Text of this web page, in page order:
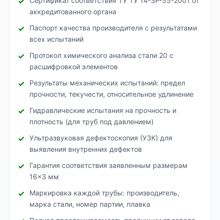
аккредитованного органа
Паспорт качества производителя с результатами
всех испытаний
Протокол химического анализа стали 20 с
расшифровкой элементов
Результаты механических испытаний: предел
прочности, текучести, относительное удлинение
Гидравлические испытания на прочность и
плотность (для труб под давлением)
Ультразвуковая дефектоскопия (УЗК) для
выявления внутренних дефектов
Гарантия соответствия заявленным размерам
16×3 мм
Маркировка каждой трубы: производитель,
марка стали, номер партии, плавка